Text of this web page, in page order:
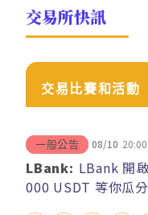
交易所快訊
交易比賽和活動
一般公告 08/10 20:00
LBank: LBank 開
000 USDT 等你瓜分